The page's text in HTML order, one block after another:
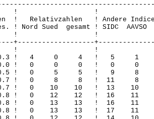
! !
! Relativzahlen ! Andere
Sued gesamt ! SIDC
! !
+-------------------
! !
0.3 ! 4 0 4 ! 5 1 2
0.0 ! 0 0 0 ! 0 0 0
0.5 ! 0 5 5 ! 9 8
0.7 ! 0 8 8 ! 11 8
! 0 10 10 ! 13 10
! 0 12 12 ! 16 11
! 0 13 13 ! 16 11
! 0 13 13 ! 17 11